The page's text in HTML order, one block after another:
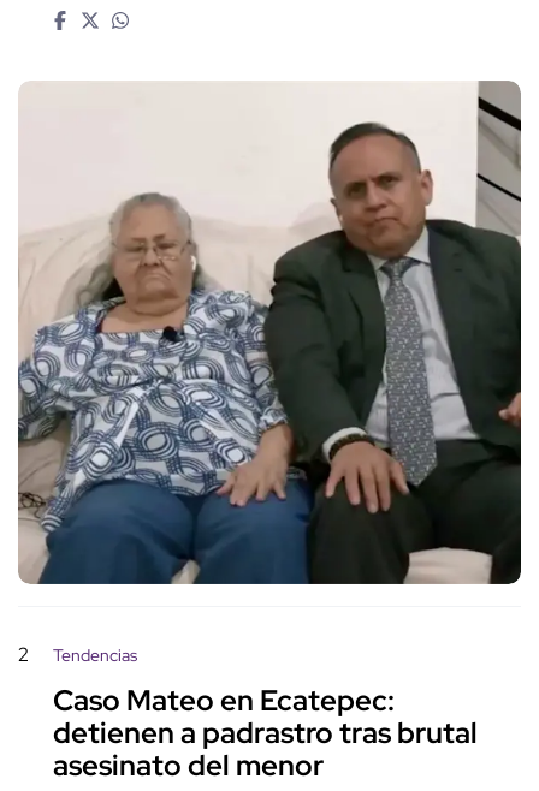
2 Tendencias
Caso Mateo en Ecatepec:
detienen a padrastro tras brutal
asesinato del menor